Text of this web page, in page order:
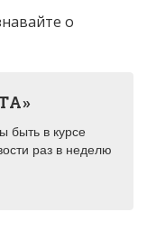
о
быть в курсе
раз в неделю